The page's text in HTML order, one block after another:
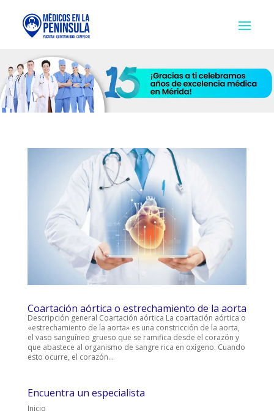
Coartación aórtica o estrechamiento de la aorta
Descripción general Coartación aórtica La coartación aórtica o
«estrechamiento de la aorta» es una constricción de la aorta,
el vaso sanguíneo grueso que se ramifica desde el corazón y
que abastece al organismo de sangre rica en oxígeno. Cuando
esto ocurre, el corazón...
Encuentra un especialista
Inicio